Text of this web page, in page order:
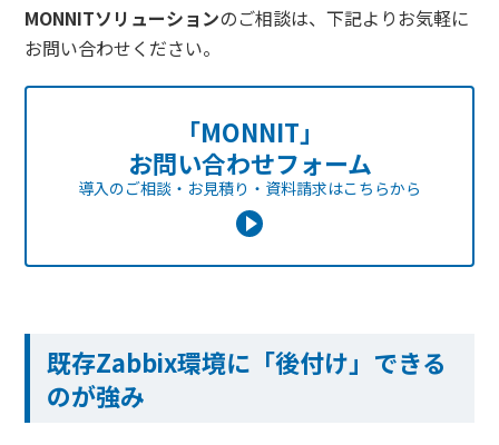
MONNITソリューションのご相談は、下記よりお気軽に
お問い合わせください。
「MONNIT」
お問い合わせフォーム
導入のご相談・お見積り・資料請求はこちらから
既存Zabbix環境に「後付け」できる
のが強み